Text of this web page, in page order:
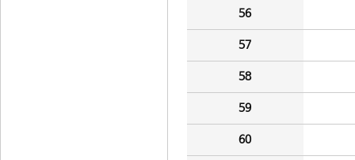
56
57
58
59
60